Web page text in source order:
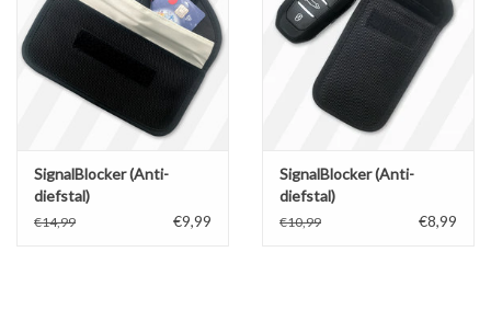
SignalBlocker (Anti-
diefstal)
€14,99 €9,99
SignalBlocker (Anti-
diefstal)
€10,99 €8,99